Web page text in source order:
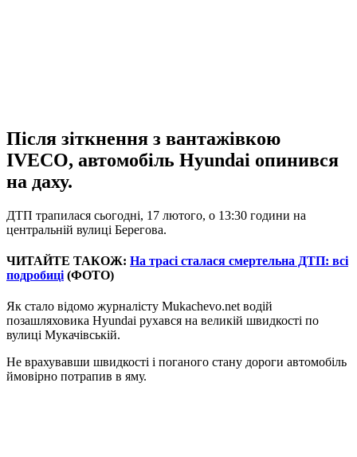
Після зіткнення з вантажівкою
IVECO, автомобіль Hyundai опинився
на даху.
ДТП трапилася сьогодні, 17 лютого, о 13:30 години на
центральній вулиці Берегова.
ЧИТАЙТЕ ТАКОЖ: На трасі сталася смертельна ДТП: всі
подробиці (ФОТО)
Як стало відомо журналісту Mukachevo.net водій
позашляховика Hyundai рухався на великій швидкості по
вулиці Мукачівській.
Не врахувавши швидкості і поганого стану дороги автомобіль
ймовірно потрапив в яму.